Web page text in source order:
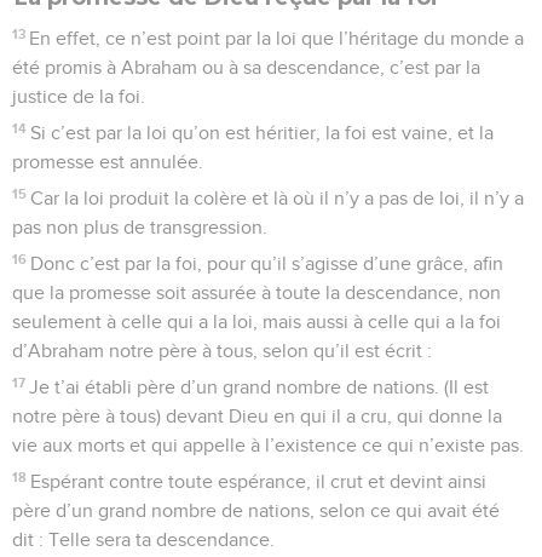
13 En effet, ce n’est point par la loi que l’héritage du monde a
été promis à Abraham ou à sa descendance, c’est par la
justice de la foi.
14 Si c’est par la loi qu’on est héritier, la foi est vaine, et la
promesse est annulée.
15 Car la loi produit la colère et là où il n’y a pas de loi, il n’y a
pas non plus de transgression.
16 Donc c’est par la foi, pour qu’il s’agisse d’une grâce, afin
que la promesse soit assurée à toute la descendance, non
seulement à celle qui a la loi, mais aussi à celle qui a la foi
d’Abraham notre père à tous, selon qu’il est écrit :
17 Je t’ai établi père d’un grand nombre de nations. (Il est
notre père à tous) devant Dieu en qui il a cru, qui donne la
vie aux morts et qui appelle à l’existence ce qui n’existe pas.
18 Espérant contre toute espérance, il crut et devint ainsi
père d’un grand nombre de nations, selon ce qui avait été
dit : Telle sera ta descendance.